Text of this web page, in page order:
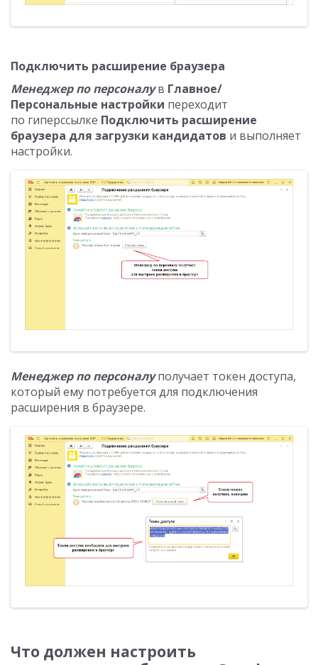
Подключить расширение браузера
Менеджер по персоналув Главное/
Персональные настройки переходит
по гиперссылке Подключить расширение
браузера для загрузки кандидатов и выполняет
настройки.
Менеджер по персоналуполучает токен доступа,
который ему потребуется для подключения
расширения в браузере.
Что должен настроить